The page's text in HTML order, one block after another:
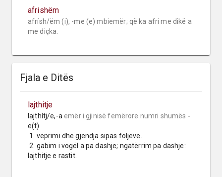
afrishëm
afrísh/ëm (i), -me (e) mbiemër; që ka afri me dikë a
me diçka.
Fjala e Ditës
lajthitje
lajthítj/e,-a emër i gjinisë femërore numri shumës -
e(t)
2. gabim i vogël a pa dashje; ngatërrim pa dashje:
lajthitje e rastit.